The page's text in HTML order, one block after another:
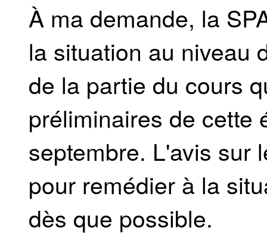
À ma demande, la
la situation au niveau
de la partie du cours
préliminaires de cette
septembre. L'avis
pour remédier à la
dès que possible.